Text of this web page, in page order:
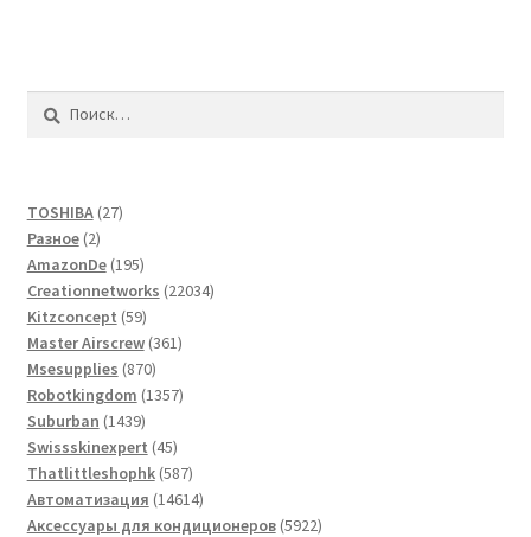
Монтаж промышленных и полупромышленных
кондиционеров
Монтаж систем ВРВ
Мульти-сплит-системы и другие сложные решения
Поставка вентиляционного оборудования,
кондиционеров по оптовым ценам, ниже рыночных
Продажа кондиционеров
Найти:
TOSHIBA 2727
Разное 22
товара
AmazonDe 195195
товаров
Creationnetworks 2203422034
Kitzconcept 5959
товаров
Master Airscrew 361361
Msesupplies 870870
товаров
Robotkingdom 13571357
Suburban 14391439
товаров
Swissskinexpert 4545
товаров
Thatlittleshophk 587587
товаров
Автоматизация 1461414614
товаров
Аксессуары для кондиционеров 59225922